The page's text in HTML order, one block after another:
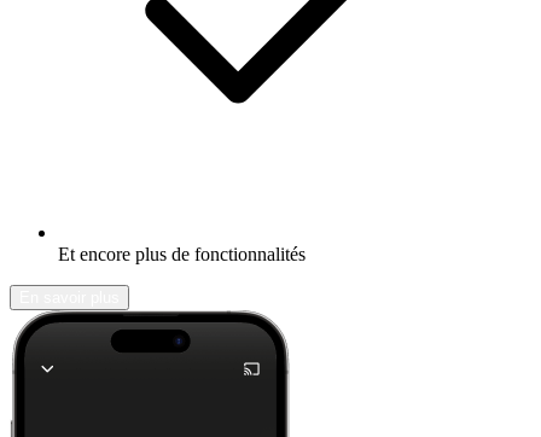
Et encore plus de fonctionnalités